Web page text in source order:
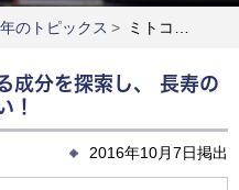
のトピックス > ミトコンドリアを活性化する成分を探索し、 長寿のメカニズムを解き明かしたい！
成分を探索し、 長寿の
！
2016年10月7日掲出